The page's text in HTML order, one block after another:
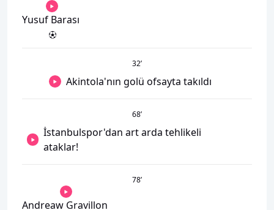
Yusuf Barası
32’
Akintola'nın golü ofsayta takıldı
68’
İstanbulspor'dan art arda tehlikeli
ataklar!
78’
Andreaw Gravillon